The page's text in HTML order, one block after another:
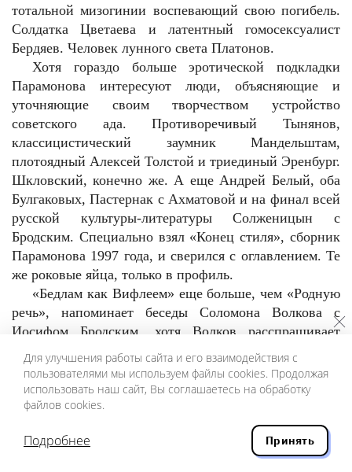
тотальной мизогинии воспевающий свою погибель.
Солдатка Цветаева и латентный гомосексуалист
Бердяев. Человек лунного света Платонов.
Хотя гораздо больше эротической подкладки
Парамонова интересуют люди, объясняющие и
уточняющие своим творчеством устройство
советского ада. Противоречивый Тынянов,
классицистический заумник Мандельштам,
плотоядный Алексей Толстой и триединый Эренбург.
Шкловский, конечно же. А еще Андрей Белый, оба
Булгаковых, Пастернак с Ахматовой и на финал всей
русской культуры-литературы Солженицын с
Бродским. Специально взял «Конец стиля», сборник
Парамонова 1997 года, и сверился с оглавлением. Те
же роковые яйца, только в профиль.
«Бедлам как Вифлеем» еще больше, чем «Родную
речь», напоминает беседы Соломона Волкова с
Иосифом Бродским, хотя Волков расспрашивает
Бродского прежде всего о его жизни и творчестве,
тогда как Парамонов — талантливый комментатор и
интерпретатор чужого наследия. Все эссе
Парамонова, собранные в многочисленные книги,
обязательно трактуют общеизвестные фигуры,
оставляя автора в тени его метода.
Книги Парамонова вполне доступны; и формат
Для улучшения работы сайта и его взаимодействия с
пользователями мы используем файлы cookies. Продолжая
использовать наш сайт, Вы соглашаетесь на обработку
файлов cookies.
Подробнее Принять